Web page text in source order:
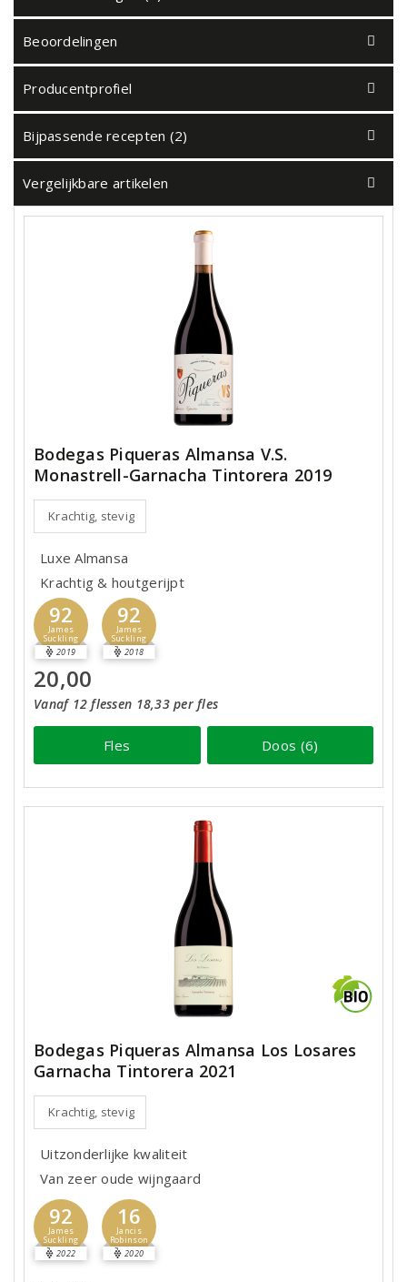
Beoordelingen
Producentprofiel
Bijpassende recepten (2)
Vergelijkbare artikelen
Bodegas Piqueras Almansa V.S.
Monastrell-Garnacha Tintorera 2019
Krachtig, stevig
Luxe Almansa
Krachtig & houtgerijpt
92
James
Suckling
2019
92
James
Suckling
2018
20,00
Vanaf 12 flessen 18,33 per fles
Fles Doos (6)
Bodegas Piqueras Almansa Los Losares
Garnacha Tintorera 2021
Krachtig, stevig
Uitzonderlijke kwaliteit
Van zeer oude wijngaard
92
James
Suckling
2022
16
Jancis
Robinson
2020